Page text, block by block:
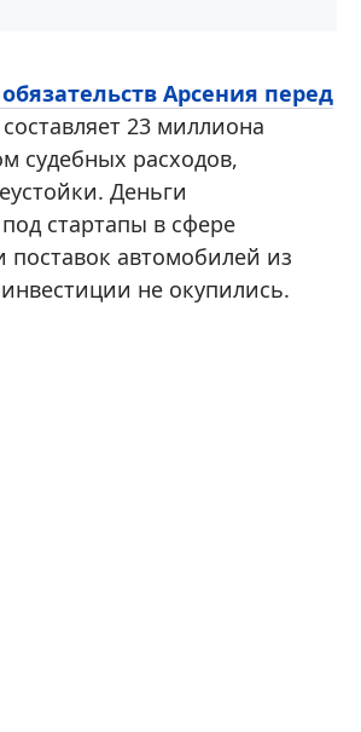
Арсения перед
составляет 23 миллиона
судебных расходов,
Деньги
стартапы в сфере
поставок автомобилей из
не окупились.